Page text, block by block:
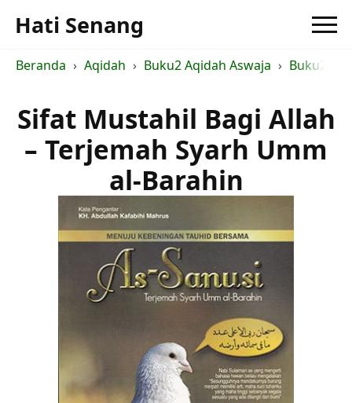
Hati Senang
Beranda Aqidah Buku2 Aqidah Aswaja Buku2
Sifat Mustahil Bagi Allah
– Terjemah Syarh Umm
al-Barahin